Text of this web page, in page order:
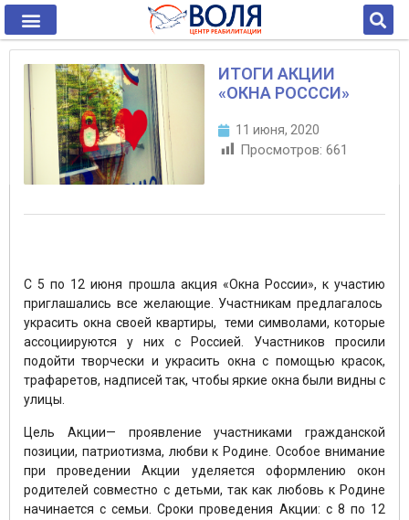
ИТОГИ АКЦИИ
«ОКНА РОСССИ»
11 июня, 2020
Просмотров: 661
С 5 по 12 июня прошла акция «Окна России», к участию
приглашались все желающие. Участникам предлагалось
украсить окна своей квартиры, теми символами, которые
ассоциируются у них с Россией. Участников просили
подойти творчески и украсить окна с помощью красок,
трафаретов, надписей так, чтобы яркие окна были видны с
улицы.
Цель Акции— проявление участниками гражданской
позиции, патриотизма, любви к Родине. Особое внимание
при проведении Акции уделяется оформлению окон
родителей совместно с детьми, так как любовь к Родине
начинается с семьи. Сроки проведения Акции: с 8 по 12